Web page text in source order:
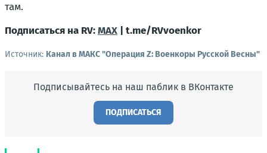
там.
Подписаться на RV:MAX | t.me/RVvoenkor
Источник: Канал в МАКС "Операция Z: Военкоры Русской Весны"
Подписывайтесь на наш паблик в ВКонтакте
ПОДПИСАТЬСЯ